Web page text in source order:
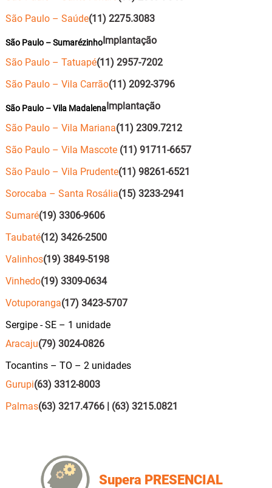
São Paulo – Saúde(11) 2275.3083
São Paulo – SumarézinhoImplantação
São Paulo – Tatuapé(11) 2957-7202
São Paulo – Vila Carrão(11) 2092-3796
São Paulo – Vila MadalenaImplantação
São Paulo – Vila Mariana(11) 2309.7212
São Paulo – Vila Mascote(11) 91711-6657
São Paulo – Vila Prudente(11) 98261-6521
Sorocaba – Santa Rosália(15) 3233-2941
Sumaré(19) 3306-9606
Taubaté(12) 3426-2500
Valinhos(19) 3849-5198
Vinhedo(19) 3309-0634
Votuporanga(17) 3423-5707
Sergipe - SE – 1 unidade
Aracaju(79) 3024-0826
Tocantins – TO – 2 unidades
Gurupi(63) 3312-8003
Palmas(63) 3217.4766 | (63) 3215.0821
Supera PRESENCIAL